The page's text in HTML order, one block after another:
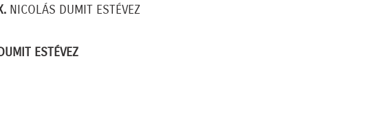
NICOLÁS DUMIT ESTÉVEZ
ESTÉVEZ